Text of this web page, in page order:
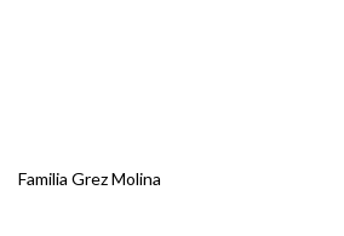
Familia Grez Molina